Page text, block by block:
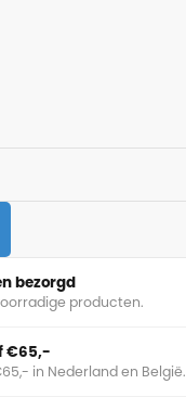
bezorgd
producten.
€65,-
in Nederland en België.